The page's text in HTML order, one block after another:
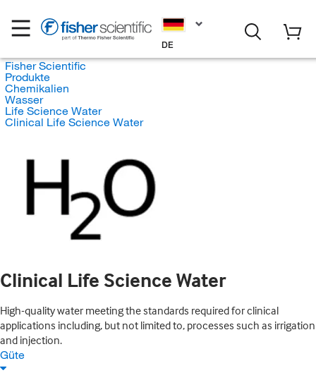
DE
Fisher Scientific
Produkte
Chemikalien
Wasser
Life Science Water
Clinical Life Science Water
Clinical Life Science Water
High-quality water meeting the standards required for clinical
applications including, but not limited to, processes such as irrigation
and injection.
Güte